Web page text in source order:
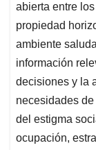
abierta entre
propiedad
ambiente
información
decisiones y la
necesidades
del estigma
ocupación,